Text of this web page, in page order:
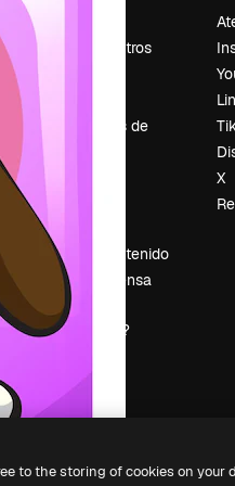
Sobre nosotros
Tendencias de
Slidesgo
Vender contenido
Sala de prensa
¿Buscas
magnific.ai?
X
to the storing of cookies on your